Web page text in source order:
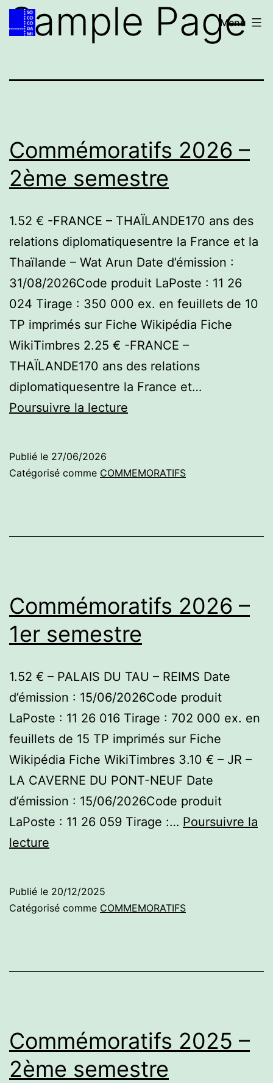
Aller
au
Accueil
Menu
Sample Page
Commémoratifs 2026 –
2ème semestre
1.52 € -FRANCE – THAÏLANDE170 ans des
relations diplomatiquesentre la France et la
Thaïlande – Wat Arun Date d’émission :
31/08/2026Code produit LaPoste : 11 26
024 Tirage : 350 000 ex. en feuillets de 10
TP imprimés sur Fiche Wikipédia Fiche
WikiTimbres 2.25 € -FRANCE –
THAÏLANDE170 ans des relations
diplomatiquesentre la France et…
Poursuivre la lecture
2ème
Publié le 27/06/2026
Catégorisé comme COMMEMORATIFS
Commémoratifs 2026 –
1er semestre
1.52 € – PALAIS DU TAU – REIMS Date
d’émission : 15/06/2026Code produit
LaPoste : 11 26 016 Tirage : 702 000 ex. en
feuillets de 15 TP imprimés sur Fiche
Wikipédia Fiche WikiTimbres 3.10 € – JR –
LA CAVERNE DU PONT-NEUF Date
d’émission : 15/06/2026Code produit
LaPoste : 11 26 059 Tirage :… Poursuivre la
lecture
1er
Publié le 20/12/2025
Catégorisé comme COMMEMORATIFS
Commémoratifs 2025 –
2ème semestre